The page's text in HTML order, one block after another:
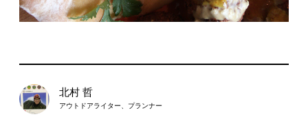
北村 哲
アウトドアライター、プランナー